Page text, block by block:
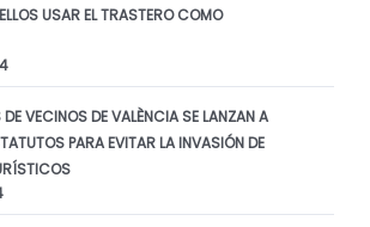
USAR EL TRASTERO COMO
VECINOS DE VALÈNCIA SE LANZAN A
PARA EVITAR LA INVASIÓN DE